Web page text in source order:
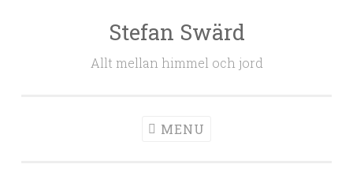
Stefan Swärd
Allt mellan himmel och jord
MENU